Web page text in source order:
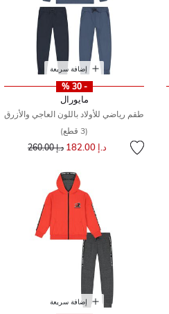
إضافة سريعة
- 30 %
مايورال
طقم رياضي للأولاد باللون العاجي والأزرق
(3 قطع)
د.إ 182.00 سعر مخفض من
د.إ 260.00 إلى
إضافة سريعة